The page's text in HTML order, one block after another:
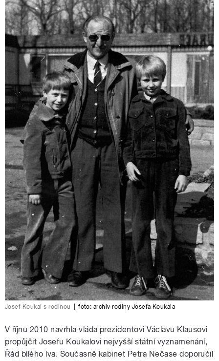
Josef Koukal s rodinou foto: archiv rodiny Josefa Koukala
V říjnu 2010 navrhla vláda prezidentovi Václavu Klausovi
propůjčit Josefu Koukalovi nejvyšší státní vyznamenání,
Řád bílého lva. Současně kabinet Petra Nečase doporučil